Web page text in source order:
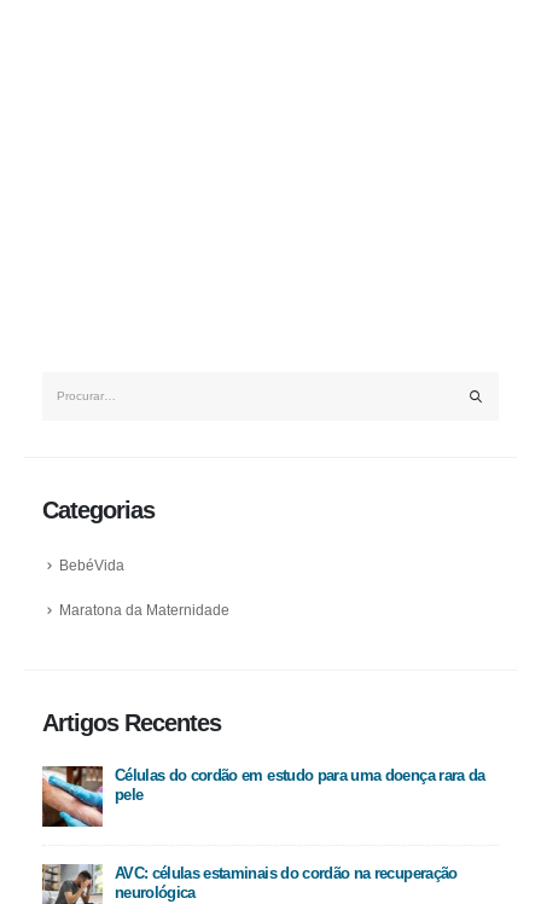
Categorias
BebéVida
Maratona da Maternidade
Artigos Recentes
Células do cordão em estudo para uma doença rara da
pele
AVC: células estaminais do cordão na recuperação
neurológica